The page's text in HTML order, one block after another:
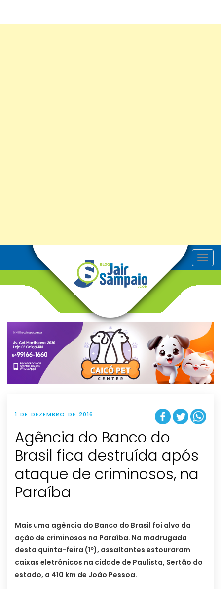
T
o
v
g
t
i
o
n
1 DE DEZEMBRO DE 2016
Agência do Banco do
Brasil fica destruída após
ataque de criminosos, na
Paraíba
Mais uma agência do Banco do Brasil foi alvo da
ação de criminosos na Paraíba. Na madrugada
desta quinta-feira (1º), assaltantes estouraram
caixas eletrônicos na cidade de Paulista, Sertão do
estado, a 410 km de João Pessoa.